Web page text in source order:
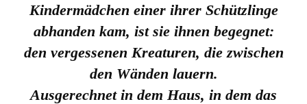
Kindermädchen einer ihrer Schützlinge
abhanden kam, ist sie ihnen begegnet:
den vergessenen Kreaturen, die zwischen
den Wänden lauern.
Ausgerechnet in dem Haus, in dem das